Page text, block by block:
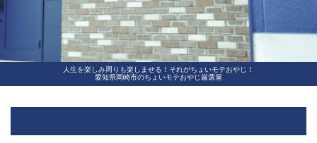
人生を楽しみ周りも楽しませる！それがちょいモテおやじ！
愛知県岡崎市のちょいモテおやじ厳選屋